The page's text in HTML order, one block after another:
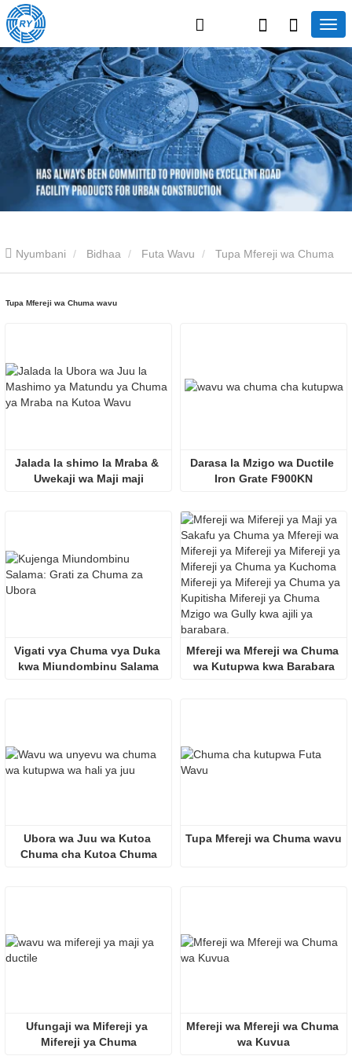
Nyumbani Bidhaa Futa Wavu
Tupa Mfereji wa Chuma wavu
Jalada la shimo la Mraba &
Uwekaji wa Maji maji
Darasa la Mzigo wa Ductile
Iron Grate F900KN
Vigati vya Chuma vya Duka
kwa Miundombinu Salama
Mfereji wa Mfereji wa Chuma
wa Kutupwa kwa Barabara
Ubora wa Juu wa Kutoa
Chuma cha Kutoa Chuma
Tupa Mfereji wa Chuma wavu
Ufungaji wa Mifereji ya
Mifereji ya Chuma
Mfereji wa Mfereji wa Chuma
wa Kuvua